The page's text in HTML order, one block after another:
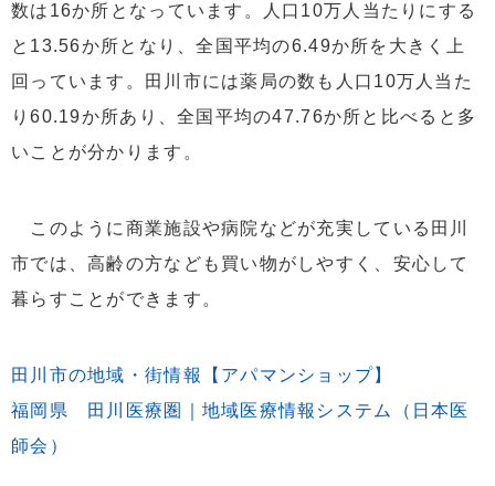
数は16か所となっています。人口10万人当たりにする
と13.56か所となり、全国平均の6.49か所を大きく上
回っています。田川市には薬局の数も人口10万人当た
り60.19か所あり、全国平均の47.76か所と比べると多
いことが分かります。
このように商業施設や病院などが充実している田川
市では、高齢の方なども買い物がしやすく、安心して
暮らすことができます。
田川市の地域・街情報【アパマンショップ】
福岡県 田川医療圏｜地域医療情報システム（日本医
師会）